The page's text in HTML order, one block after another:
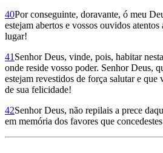
40Por conseguinte, doravante, ó meu
estejam abertos e vossos ouvidos
lugar!
41 Senhor Deus, vinde, pois, habitar
onde reside vosso poder. Senhor Deus,
estejam revestidos de força salutar e que
de sua felicidade!
42Senhor Deus, não repilais a prece
em memória dos favores que